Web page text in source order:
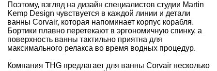
Поэтому, взгляд на дизайн специалистов студии Martin
Kemp Design чувствуется в каждой линии и детали
ванны Corvair, которая напоминает корпус корабля.
Бортики плавно перетекают в эргономичную спинку, а
поверхность ванны тактильно приятна для
максимального релакса во время водных процедур.
Компания THG предлагает для ванны Corvair несколько